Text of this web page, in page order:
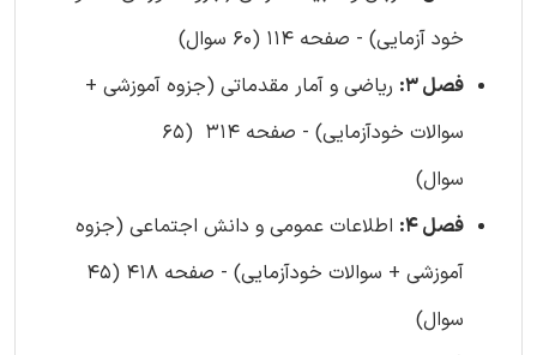
خود آزمایی) - صفحه 114 (60 سوال)
فصل 3:
ریاضی و آمار مقدماتی (جزوه آموزشی +
سوالات خودآزمایی) - صفحه 314 (65
سوال)
فصل 4:
اطلاعات عمومی و دانش اجتماعی (جزوه
آموزشی + سوالات خودآزمایی) - صفحه 418 (45
سوال)